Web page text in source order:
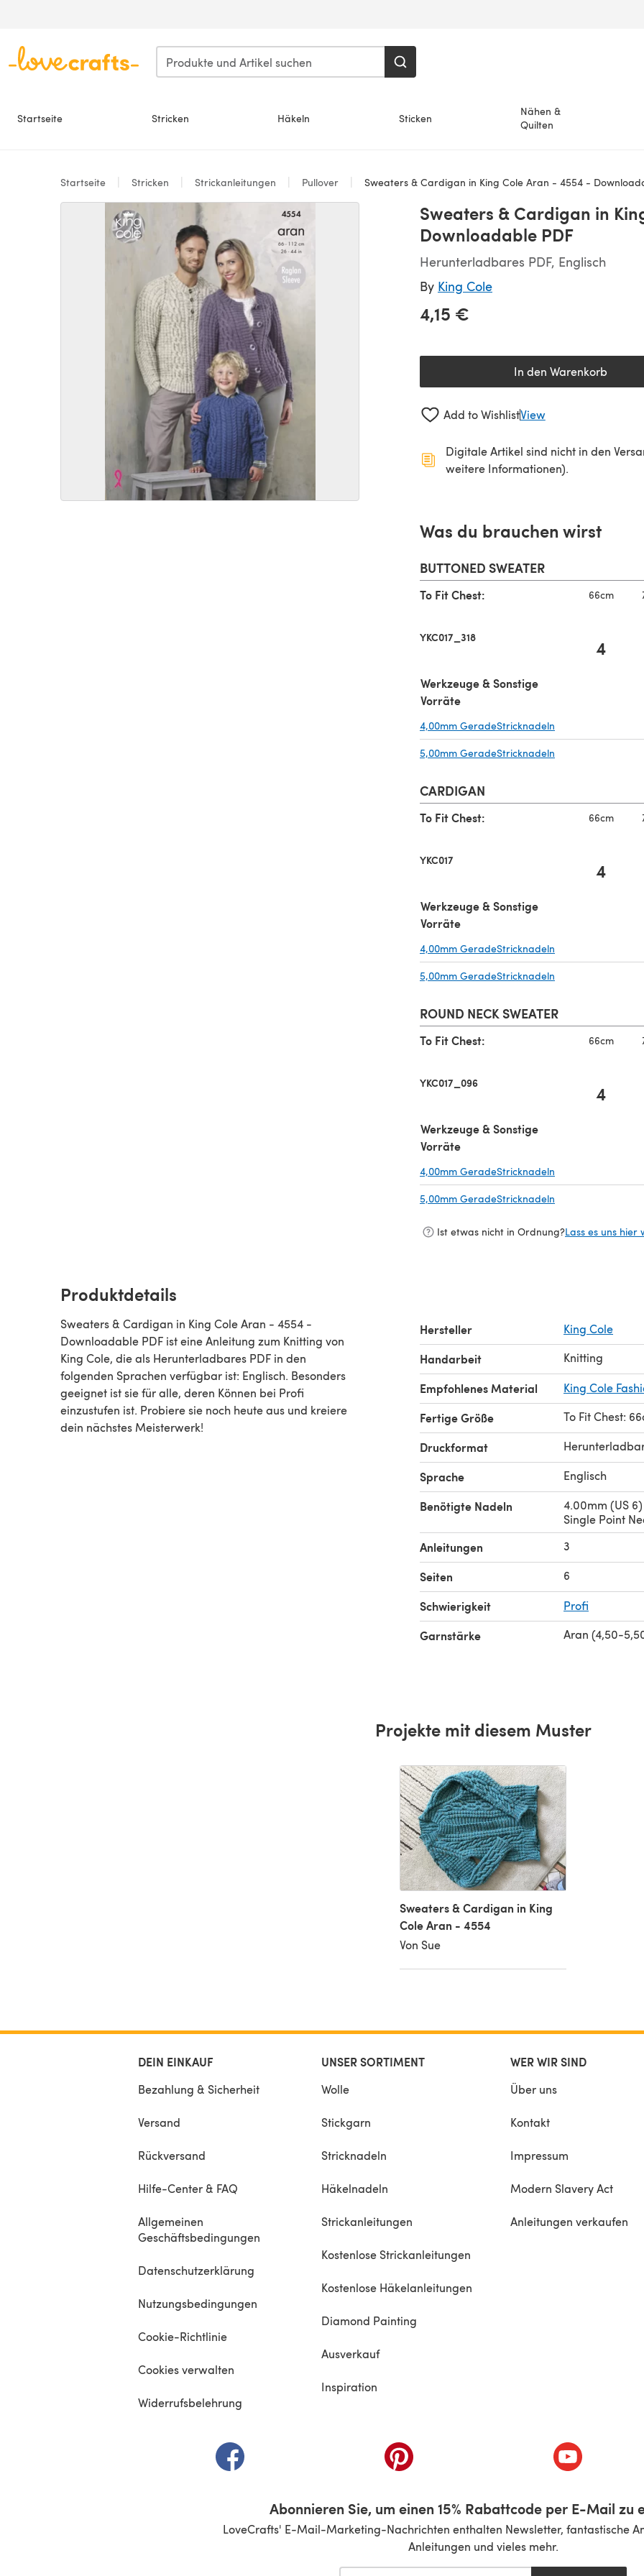
Startseite Stricken Häkeln Sticken
Nähen &
Quilten
Startseite Stricken Strickanleitungen Pullover Sweaters & Cardigan in King Cole Aran - 4554 -
Sweaters & Cardigan in
Downloadable PDF
Herunterladbares PDF, Englisch
By King Cole
4,15 €
In den Warenkorb
Add to WishlistView
Digitale Artikel sind nicht in den
weitere Informationen).
Was du brauchen wirst
BUTTONED SWEATER
To Fit Chest: 66cm
YKC017_318 4
Werkzeuge & Sonstige
Vorräte
4,00mm GeradeStricknadeln
5,00mm GeradeStricknadeln
CARDIGAN
To Fit Chest: 66cm
YKC017 4
Werkzeuge & Sonstige
Vorräte
4,00mm GeradeStricknadeln
5,00mm GeradeStricknadeln
ROUND NECK SWEATER
To Fit Chest: 66cm
YKC017_096 4
Werkzeuge & Sonstige
Vorräte
4,00mm GeradeStricknadeln
5,00mm GeradeStricknadeln
Ist etwas nicht in Ordnung?Lass es uns hier
Produktdetails
Sweaters & Cardigan in King Cole Aran - 4554 -
Downloadable PDF ist eine Anleitung zum Knitting von
King Cole, die als Herunterladbares PDF in den
folgenden Sprachen verfügbar ist: Englisch. Besonders
geeignet ist sie für alle, deren Können bei Profi
einzustufen ist. Probiere sie noch heute aus und kreiere
dein nächstes Meisterwerk!
Hersteller King Cole
Handarbeit Knitting
Empfohlenes Material King Cole
Fertige Größe To Fit Chest:
Druckformat
Sprache Englisch
Benötigte Nadeln
4.00mm (US
Single Point
Anleitungen 3
Seiten 6
Schwierigkeit Profi
Garnstärke Aran (4,50-
Projekte mit diesem Muster
Sweaters & Cardigan in King
Cole Aran - 4554
Von Sue
DEIN EINKAUF
Bezahlung & Sicherheit
Versand
Rückversand
Hilfe-Center & FAQ
Allgemeinen
Geschäftsbedingungen
Datenschutzerklärung
Nutzungsbedingungen
Cookie-Richtlinie
Cookies verwalten
Widerrufsbelehrung
UNSER SORTIMENT
Wolle
Stickgarn
Stricknadeln
Häkelnadeln
Strickanleitungen
Kostenlose Strickanleitungen
Kostenlose Häkelanleitungen
Diamond Painting
Ausverkauf
Inspiration
WER WIR SIND
Über uns
Kontakt
Impressum
Modern Slavery Act
Anleitungen verkaufen
(öffnet sich in einem neuen Tab)(öffnet sich in einem neuen Tab)(öffnet sich in
Abonnieren Sie, um einen 15% Rabattcode per E-Mail zu
LoveCrafts' E-Mail-Marketing-Nachrichten enthalten Newsletter, fantastische
Anleitungen und vieles mehr.